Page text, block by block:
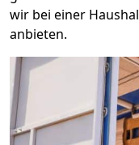
wir bei einer
anbieten.